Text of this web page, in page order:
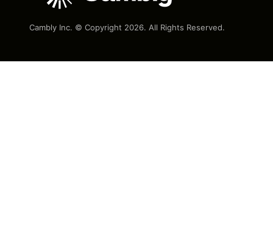
Cambly Inc. © Copyright 2026. All Rights Reserved.